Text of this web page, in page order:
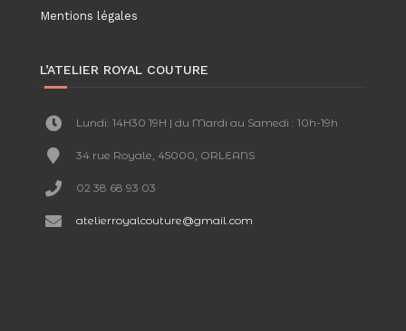
Mentions légales
L’ATELIER ROYAL COUTURE
Lundi: 14H30 19H | du Mardi au Samedi : 10h-19h
34 rue Royale, 45000, ORLEANS
02 38 68 93 03
atelierroyalcouture@gmail.com